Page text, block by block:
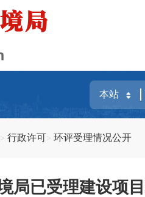
行政许可 环评受理情况公开
局已受理建设项